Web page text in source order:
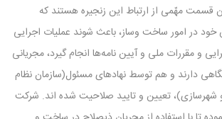
مهّمی از ارتباط این زنجیره هستند که
خود در امور ساخت وساز، باعث شوند عملیات اجرایی
و مقررات ملی و آیین نامه‌ها انجام گیرد، مجریانی
دارند و هم توسط نهادهای مسئول(سازمان نظام
شهرسازی)، تعیین و تایید صلاحیت شده اند. شرکت